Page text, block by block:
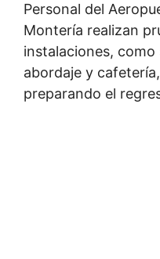
Personal del
Montería realizan
instalaciones, como
abordaje y
preparando el